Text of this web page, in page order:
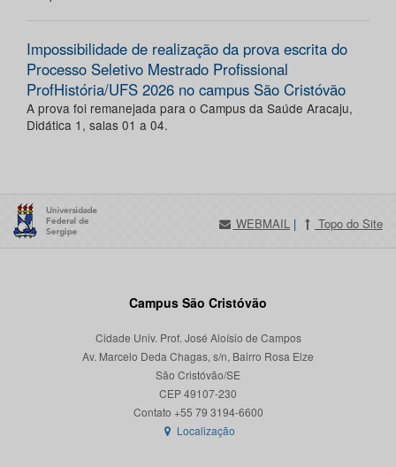
Impossibilidade de realização da prova escrita do
Processo Seletivo Mestrado Profissional
ProfHistória/UFS 2026 no campus São Cristóvão
A prova foi remanejada para o Campus da Saúde Aracaju,
Didática 1, salas 01 a 04.
WEBMAIL | Topo do Site
Campus São Cristóvão
Cidade Univ. Prof. José Aloísio de Campos
Av. Marcelo Deda Chagas, s/n, Bairro Rosa Elze
São Cristóvão/SE
CEP 49107-230
Localização